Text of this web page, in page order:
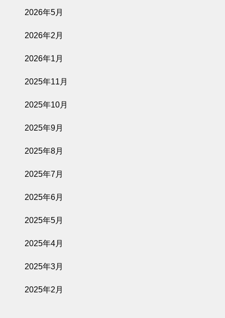
2026年5月
2026年2月
2026年1月
2025年11月
2025年10月
2025年9月
2025年8月
2025年7月
2025年6月
2025年5月
2025年4月
2025年3月
2025年2月